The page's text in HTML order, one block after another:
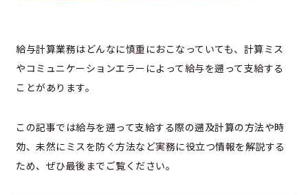
給与計算業務はどんなに慎重におこなっていても、計算ミス
やコミュニケーションエラーによって給与を遡って支給する
ことがあります。
この記事では給与を遡って支給する際の遡及計算の方法や時
効、未然にミスを防ぐ方法など実務に役立つ情報を解説する
ため、ぜひ最後までご覧ください。